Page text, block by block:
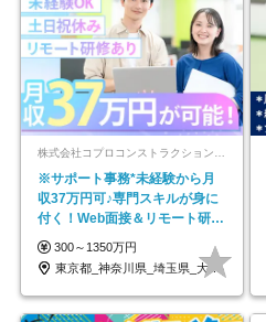
※サポート事務*未経験から月
収37万円可♪専門スキルが身に
付く！Web面接＆リモート研修
も充実♪/a
300～1350万円
東京都_神奈川県_埼玉県_大阪府_愛知県…